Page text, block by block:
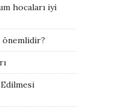
hocaları iyi
önemlidir?